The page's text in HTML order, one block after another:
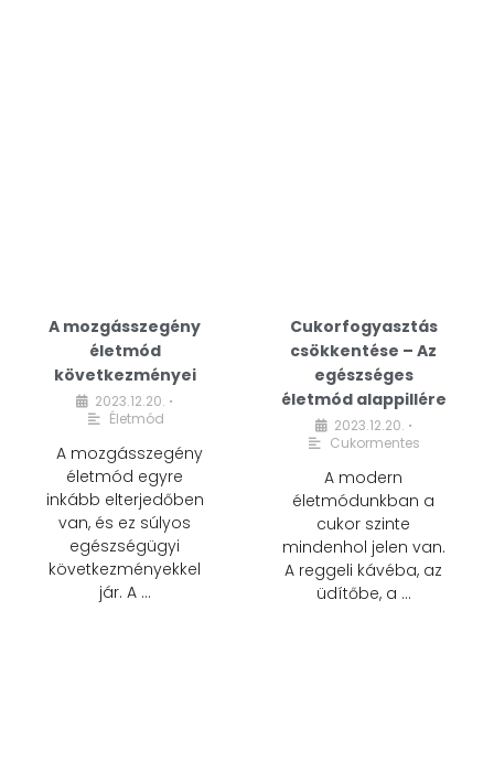
A mozgásszegény
életmód
következményei
2023.12.20. •
Életmód
A mozgásszegény
életmód egyre
inkább elterjedőben
van, és ez súlyos
egészségügyi
következményekkel
jár. A …
Cukorfogyasztás
csökkentése – Az
egészséges
életmód alappillére
2023.12.20. •
Cukormentes
A modern
életmódunkban a
cukor szinte
mindenhol jelen van.
A reggeli kávéba, az
üdítőbe, a …